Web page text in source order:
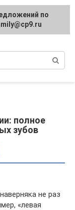
полное
зубов
не раз
«левая
по